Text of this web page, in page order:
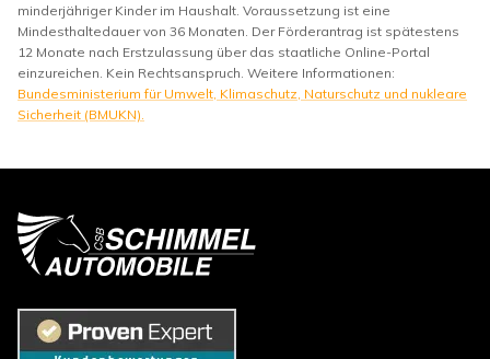
minderjähriger Kinder im Haushalt. Voraussetzung ist eine
Mindesthaltedauer von 36 Monaten. Der Förderantrag ist spätestens
12 Monate nach Erstzulassung über das staatliche Online-Portal
einzureichen. Kein Rechtsanspruch. Weitere Informationen:
Bundesministerium für Umwelt, Klimaschutz, Naturschutz und nukleare
Sicherheit (BMUKN).